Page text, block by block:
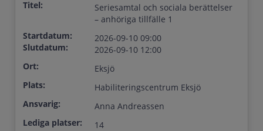
Titel:
Seriesamtal och sociala berättelser
– anhöriga tillfälle 1
Startdatum:
Slutdatum:
2026-09-10 09:00
2026-09-10 12:00
Ort:
Eksjö
Plats:
Habiliteringscentrum Eksjö
Ansvarig:
Anna Andreassen
Lediga platser:
14